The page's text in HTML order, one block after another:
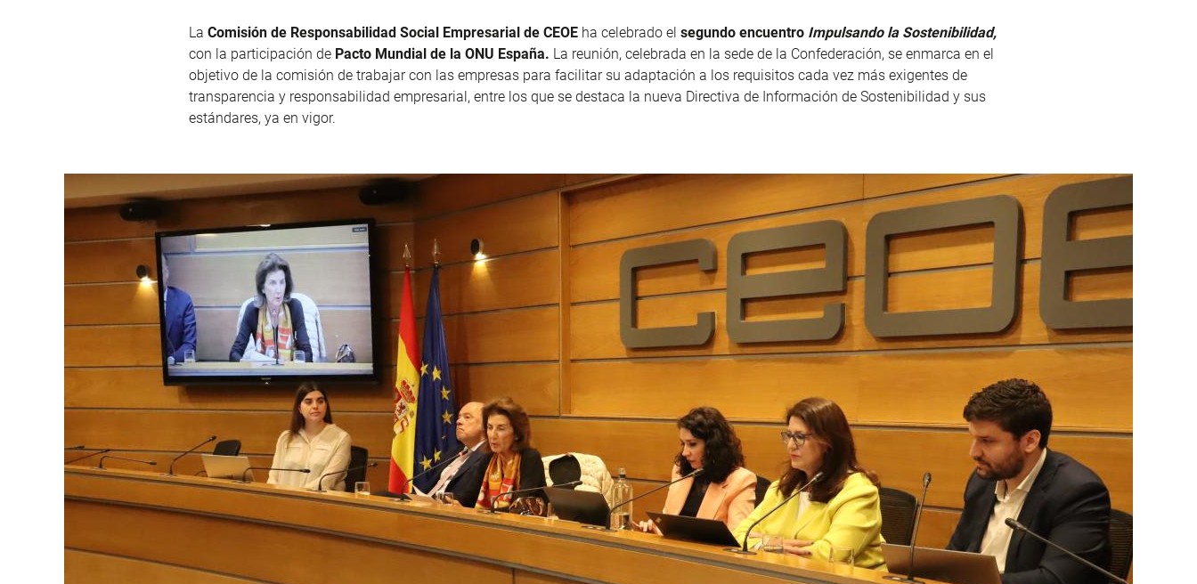
La Comisión de Responsabilidad Social Empresarial de CEOE ha celebrado el segundo encuentro Impulsando la Sostenibilidad,
con la participación de Pacto Mundial de la ONU España. La reunión, celebrada en la sede de la Confederación, se enmarca en el
objetivo de la comisión de trabajar con las empresas para facilitar su adaptación a los requisitos cada vez más exigentes de
transparencia y responsabilidad empresarial, entre los que se destaca la nueva Directiva de Información de Sostenibilidad y sus
estándares, ya en vigor.